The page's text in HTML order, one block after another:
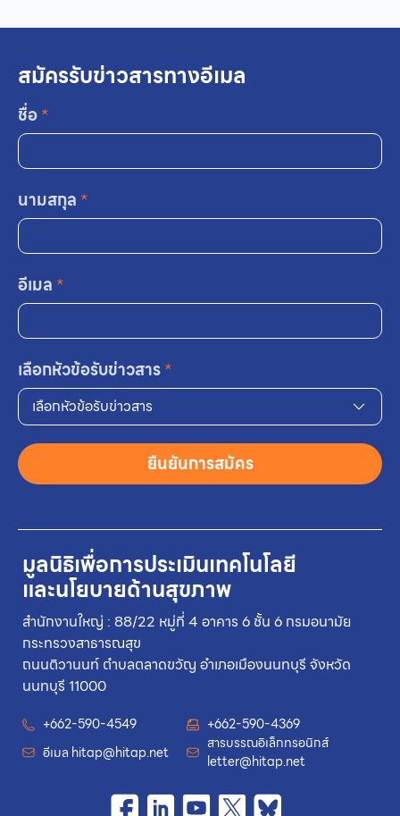
มูลนิธิเพื่อการประเมินเทคโนโลยี
และนโยบายด้านสุขภาพ
สำนักงานใหญ่ : 88/22 หมู่ที่ 4 อาคาร 6 ชั้น 6 กรมอนามัย
กระทรวงสาธารณสุข
ถนนติวานนท์ ตำบลตลาดขวัญ อำเภอเมืองนนทบุรี จังหวัด
นนทบุรี 11000
+662-590-4549
+662-590-4369
อีเมล hitap@hitap.net
สารบรรณอิเล็กทรอนิกส์
letter@hitap.net
สมัครรับข่าวสารทางอีเมล
ชื่อ*
นามสกุล *
อีเมล *
เลือกหัวข้อรับข่าวสาร*
เลือกหัวข้อรับข่าวสาร
ยืนยันการสมัคร